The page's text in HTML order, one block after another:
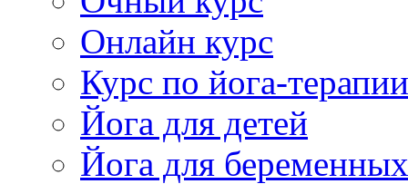
Онлайн курс
Курс по йога-терапии
Йога для детей
Йога для беременных